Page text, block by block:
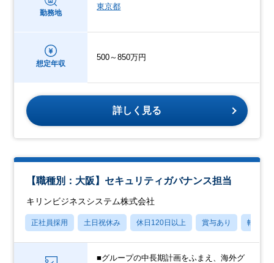
勤務地
東京都
想定年収
500～850万円
詳しく見る
【職種別：大阪】セキュリティガバナンス担当
キリンビジネスシステム株式会社
正社員採用 土日祝休み 休日120日以上 賞与あり 転勤な
■グループの中長期計画をふまえ、海外グ